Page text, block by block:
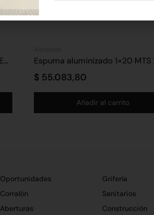
Malla Sosten p/aisl 2MT X MT LINEAL
$ 55.083,80
Añadir al carrito
Oportunidades
Corralón
Aberturas
Grifería
Sanitarios
Construcción